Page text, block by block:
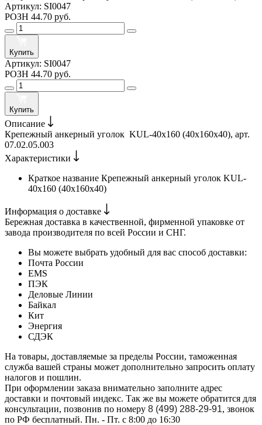
Артикул: SI0047
РОЗН 44.70 руб.
Купить
Артикул: SI0047
РОЗН 44.70 руб.
Купить
Описание
Крепежный анкерный уголок KUL-40х160 (40х160х40), арт.
07.02.05.003
Характеристики
Краткое название Крепежный анкерный уголок KUL-
40х160 (40х160х40)
Информация о доставке
Бережная доставка в качественной, фирменной упаковке от
завода производителя по всей России и СНГ.
Вы можете выбрать удобный для вас способ доставки:
Почта России
EMS
ПЭК
Деловые Линии
Байкал
Кит
Энергия
СДЭК
На товары, доставляемые за пределы России, таможенная
служба вашей страны может дополнительно запросить оплату
налогов и пошлин.
При оформлении заказа внимательно заполните адрес
доставки и почтовый индекс. Так же вы можете обратится для
консультации, позвонив по номеру 8 (499) 288-29-91, звонок
по РФ бесплатный. Пн. - Пт. с 8:00 до 16:30